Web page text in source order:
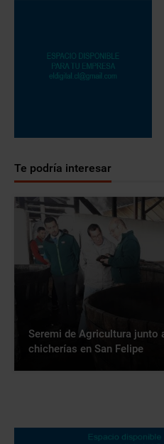
Te podría interesar
Seremi de Agricultura junto
chicherías en San Felipe